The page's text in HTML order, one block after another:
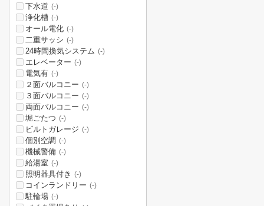
下水道 (-)
浄化槽 (-)
オール電化 (-)
二重サッシ (-)
24時間換気システム (-)
エレベーター (-)
電気有 (-)
２面バルコニー (-)
３面バルコニー (-)
両面バルコニー (-)
堀ごたつ (-)
ビルトガレージ (-)
個別空調 (-)
機械警備 (-)
給湯室 (-)
照明器具付き (-)
コインランドリー (-)
駐輪場 (-)